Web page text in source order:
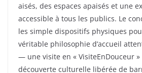
aisés, des espaces apaisés et une
accessible à tous les publics. Le
les simple dispositifs physiques
véritable philosophie d’accueil
— une visite en « VisiteEnDouceur
découverte culturelle libérée de